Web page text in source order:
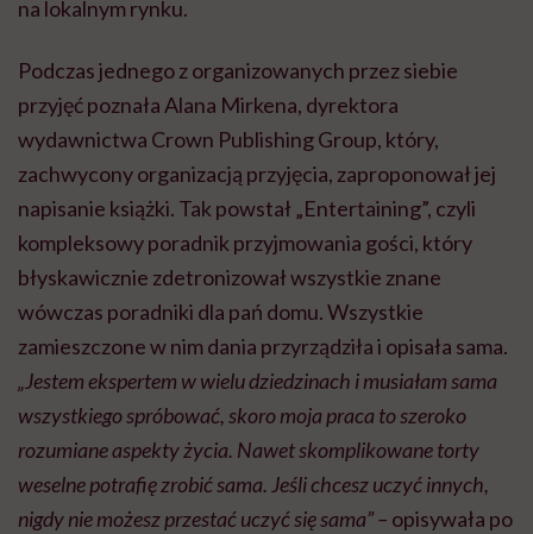
na lokalnym rynku.
Podczas jednego z organizowanych przez siebie
przyjęć poznała Alana Mirkena, dyrektora
wydawnictwa Crown Publishing Group, który,
zachwycony organizacją przyjęcia, zaproponował jej
napisanie książki. Tak powstał „Entertaining”, czyli
kompleksowy poradnik przyjmowania gości, który
błyskawicznie zdetronizował wszystkie znane
wówczas poradniki dla pań domu. Wszystkie
zamieszczone w nim dania przyrządziła i opisała sama.
„Jestem ekspertem w wielu dziedzinach i musiałam sama
wszystkiego spróbować, skoro moja praca to szeroko
rozumiane aspekty życia. Nawet skomplikowane torty
weselne potrafię zrobić sama. Jeśli chcesz uczyć innych,
nigdy nie możesz przestać uczyć się sama” – opisywała po